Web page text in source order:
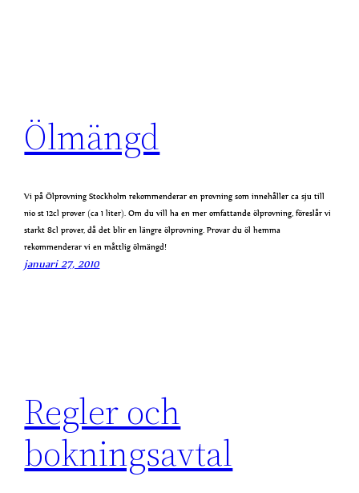
Ölmängd
Vi på Ölprovning Stockholm rekommenderar en provning som innehåller ca sju till
nio st 12cl prover (ca 1 liter). Om du vill ha en mer omfattande ölprovning, föreslår vi
starkt 8cl prover, då det blir en längre ölprovning. Provar du öl hemma
rekommenderar vi en måttlig ölmängd!
januari 27, 2010
Regler och
bokningsavtal